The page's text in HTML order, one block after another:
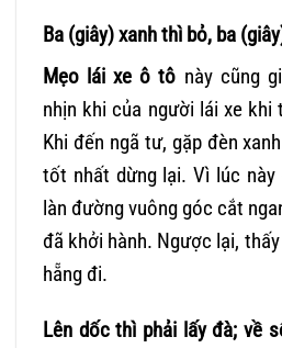
Ba (giây) xanh thì bỏ, ba
Mẹo lái xe ô tô này cũng
nhịn khi của người lái xe khi
Khi đến ngã tư, gặp đèn
tốt nhất dừng lại. Vì lúc
làn đường vuông góc cắt
đã khởi hành. Ngược lại,
hẵng đi.
Lên dốc thì phải lấy đà; về